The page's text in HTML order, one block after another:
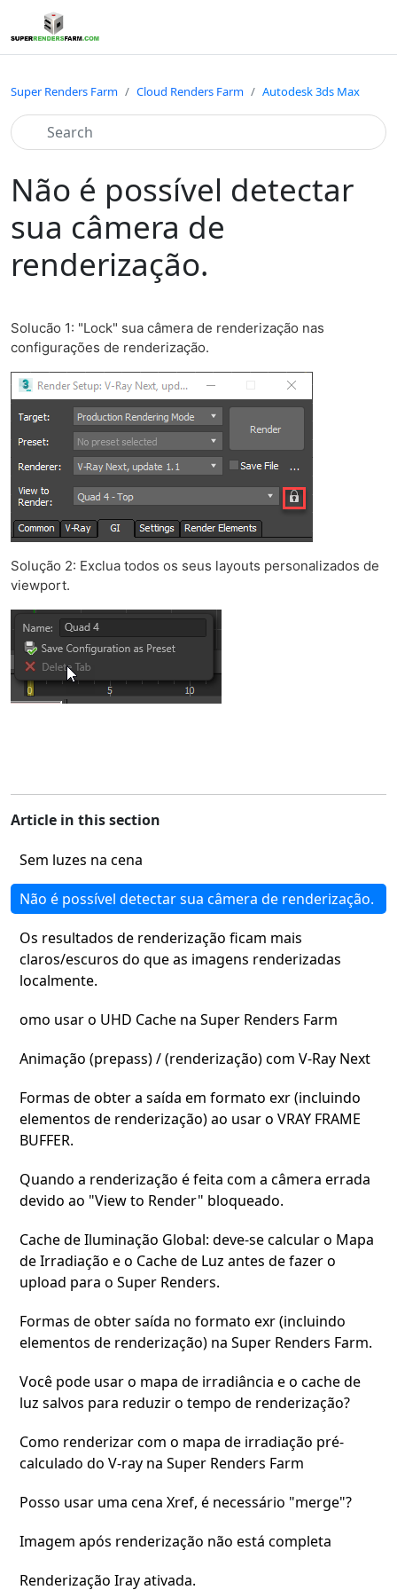
Super Renders Farm Cloud Renders Farm Autodesk 3ds Max
Não é possível detectar
sua câmera de
renderização.
Solucão 1: "Lock" sua câmera de renderização nas
configurações de renderização.
Solução 2: Exclua todos os seus layouts personalizados de
viewport.
Article in this section
Sem luzes na cena
Não é possível detectar sua câmera de renderização.
Os resultados de renderização ficam mais
claros/escuros do que as imagens renderizadas
localmente.
omo usar o UHD Cache na Super Renders Farm
Animação (prepass) / (renderização) com V-Ray Next
Formas de obter a saída em formato exr (incluindo
elementos de renderização) ao usar o VRAY FRAME
BUFFER.
Quando a renderização é feita com a câmera errada
devido ao "View to Render" bloqueado.
Cache de Iluminação Global: deve-se calcular o Mapa
de Irradiação e o Cache de Luz antes de fazer o
upload para o Super Renders.
Formas de obter saída no formato exr (incluindo
elementos de renderização) na Super Renders Farm.
Você pode usar o mapa de irradiância e o cache de
luz salvos para reduzir o tempo de renderização?
Como renderizar com o mapa de irradiação pré-
calculado do V-ray na Super Renders Farm
Posso usar uma cena Xref, é necessário "merge"?
Imagem após renderização não está completa
Renderização Iray ativada.